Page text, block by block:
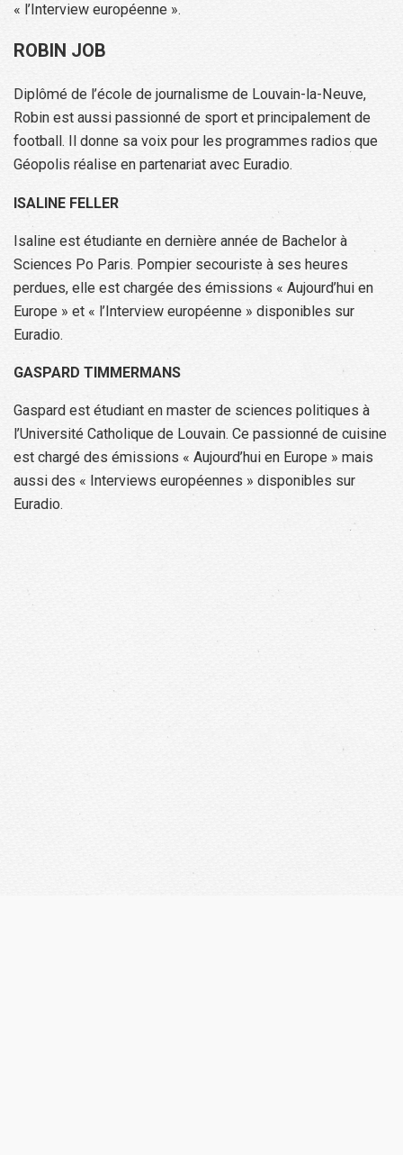
« l’Interview européenne ».
ROBIN JOB
Diplômé de l’école de journalisme de Louvain-la-Neuve,
Robin est aussi passionné de sport et principalement de
football. Il donne sa voix pour les programmes radios que
Géopolis réalise en partenariat avec Euradio.
ISALINE FELLER
Isaline est étudiante en dernière année de Bachelor à
Sciences Po Paris. Pompier secouriste à ses heures
perdues, elle est chargée des émissions « Aujourd’hui en
Europe » et « l’Interview européenne » disponibles sur
Euradio.
GASPARD TIMMERMANS
Gaspard est étudiant en master de sciences politiques à
l’Université Catholique de Louvain. Ce passionné de cuisine
est chargé des émissions « Aujourd’hui en Europe » mais
aussi des « Interviews européennes » disponibles sur
Euradio.